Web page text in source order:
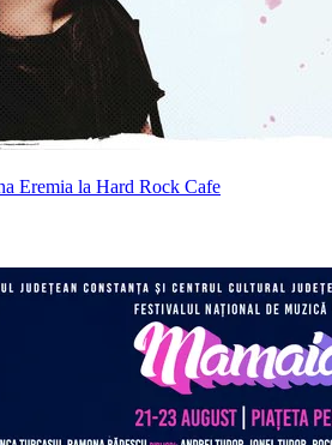
Eremia la Hard Rock Cafe